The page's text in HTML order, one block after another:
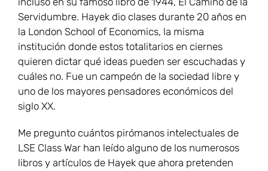
Servidumbre. Hayek dio clases durante 20 años en
la London School of Economics, la misma
institución donde estos totalitarios en ciernes
quieren dictar qué ideas pueden ser escuchadas y
cuáles no. Fue un campeón de la sociedad libre y
uno de los mayores pensadores económicos del
siglo XX.
Me pregunto cuántos pirómanos intelectuales de
LSE Class War han leído alguno de los numerosos
libros y artículos de Hayek que ahora pretenden